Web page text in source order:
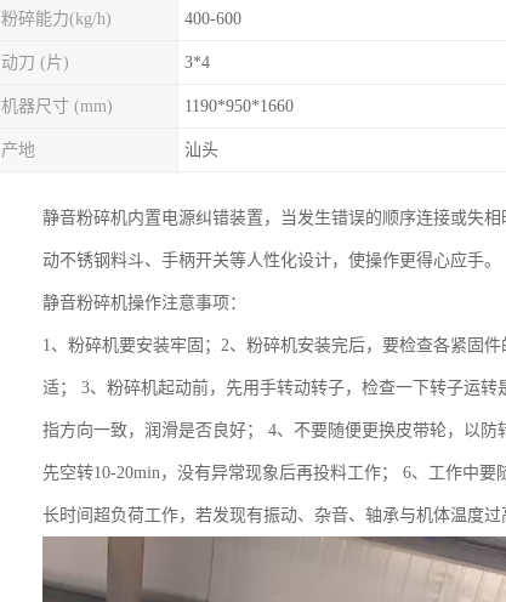
粉碎能力(kg/h) 400-600
动刀 (片) 3*4
机器尺寸 (mm) 1190*950*1660
产地 汕头
静音粉碎机内置电源纠错装置，当发生错误的顺序连接或失
动不锈钢料斗、手柄开关等人性化设计，使操作更得心应手。
静音粉碎机操作注意事项：
1、粉碎机要安装牢固；2、粉碎机安装完后，要检查各紧固
适； 3、粉碎机起动前，先用手转动转子，检查一下转子运
指方向一致，润滑是否良好； 4、不要随便更换皮带轮，以
先空转10-20min，没有异常现象后再投料工作； 6、工作中
长时间超负荷工作，若发现有振动、杂音、轴承与机体温度